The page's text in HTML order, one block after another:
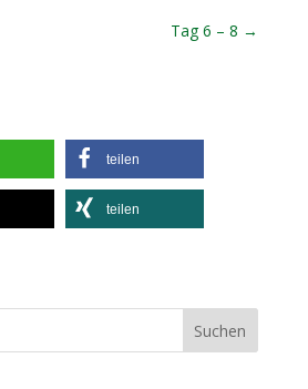
Tag 6 – 8 →
teilen
teilen